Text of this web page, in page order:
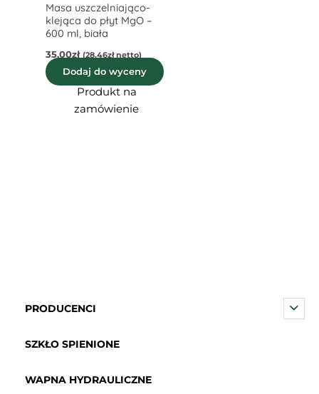
PRODUCENCI
SZKŁO SPIENIONE
WAPNA HYDRAULICZNE
Masa uszczelniająco-
klejąca do płyt MgO –
600 ml, biała
35,00zł (28,46złnetto)
Dodaj do wyceny
Produkt na
zamówienie